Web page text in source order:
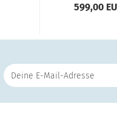
599,00